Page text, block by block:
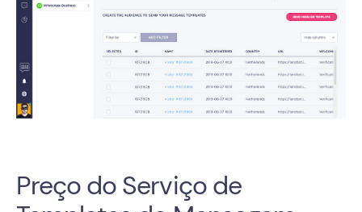
Preço do Serviço de